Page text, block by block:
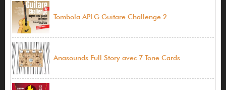
Tombola APLG Guitare Challenge 2
Anasounds Full Story avec 7 Tone Cards